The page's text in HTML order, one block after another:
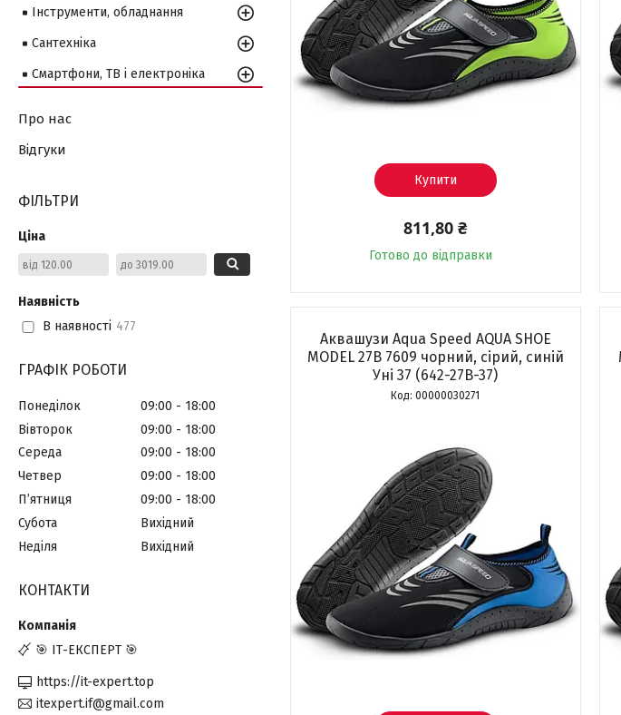
Купити
811,80 ₴
Готово до відправки
Аквашузи Aqua Speed ​​AQUA SHOE
MODEL 27B 7609 чорний, сірий, синій
Уні 37 (642-27B-37)
00000030271
Інструменти, обладнання
Сантехніка
Смартфони, ТВ і електроніка
Про нас
Відгуки
ФІЛЬТРИ
Ціна
Наявність
В наявності 477
ГРАФІК РОБОТИ
Понеділок 09:00
18:00
Вівторок
09:00
18:00
Середа
09:00
18:00
Четвер
09:00
18:00
Пʼятниця
09:00
18:00
Субота
Вихідний
Неділя
Вихідний
КОНТАКТИ
🎯 ІТ-ЕКСПЕРТ 🎯
https://it-expert.top
itexpert.if@gmail.com